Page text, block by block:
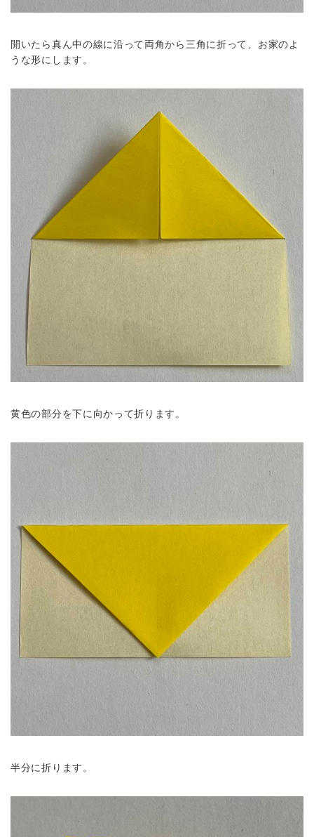
開いたら真ん中の線に沿って両角から三角に折って、お家のよ
うな形にします。
黄色の部分を下に向かって折ります。
半分に折ります。